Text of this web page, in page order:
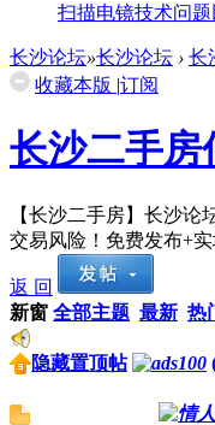
扫描电镜技术问
长沙论坛»长沙论坛 › 长
收藏本版 |订阅
长沙二手房
【长沙二手房】长沙
交易风险！免费发布+
返 回
新窗 全部主题 最新 热
隐藏置顶帖